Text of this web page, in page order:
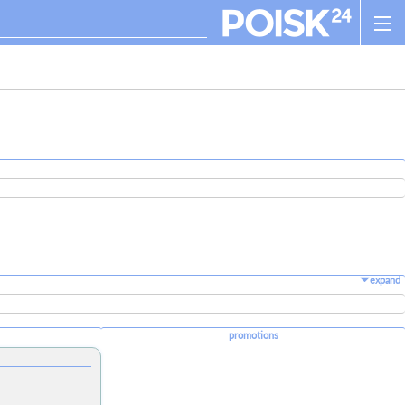
expand
promotions